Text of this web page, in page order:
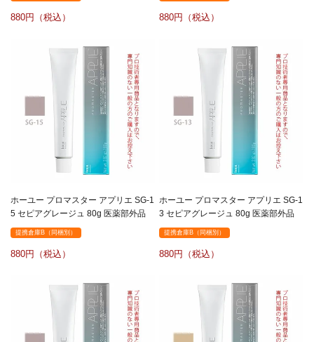
880 880
ホーユー プロマスター アプリエ SG-1
5 セピアグレージュ 80g 医薬部外品
提携倉庫B（同梱別）
880
ホーユー プロマスター アプリエ SG-1
3 セピアグレージュ 80g 医薬部外品
提携倉庫B（同梱別）
880